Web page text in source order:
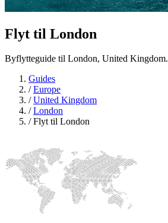
Flyt til London
Byflytteguide til London, United Kingdom.
Guides
/Europe
/United Kingdom
/London
/Flyt til London